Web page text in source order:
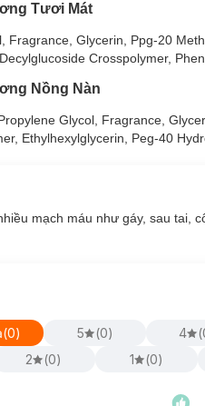
Tươi Mát
Fragrance, Glycerin, Ppg-20
Crosspolymer,
Nồng Nàn
Glycol, Fragrance,
Ethylhexylglycerin, Peg-40
mạch máu như gáy, sau tai,
(0) 5 (0) 4 (
2
(0) 1 (0)